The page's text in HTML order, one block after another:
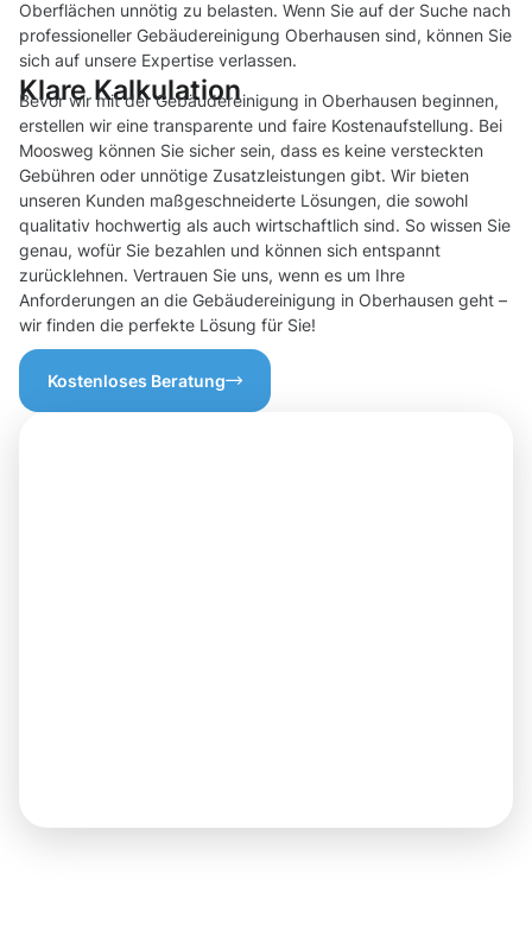
Oberflächen unnötig zu belasten. Wenn Sie auf der Suche nach
professioneller Gebäudereinigung Oberhausen sind, können Sie
sich auf unsere Expertise verlassen.
Klare Kalkulation
Bevor wir mit der Gebäudereinigung in Oberhausen beginnen,
erstellen wir eine transparente und faire Kostenaufstellung. Bei
Moosweg können Sie sicher sein, dass es keine versteckten
Gebühren oder unnötige Zusatzleistungen gibt. Wir bieten
unseren Kunden maßgeschneiderte Lösungen, die sowohl
qualitativ hochwertig als auch wirtschaftlich sind. So wissen Sie
genau, wofür Sie bezahlen und können sich entspannt
zurücklehnen. Vertrauen Sie uns, wenn es um Ihre
Anforderungen an die Gebäudereinigung in Oberhausen geht –
wir finden die perfekte Lösung für Sie!
Kostenloses Beratung